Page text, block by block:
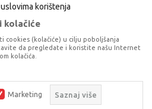
uslovima korištenja
kolačiće
cookies (kolačiće) u cilju poboljšanja
da pregledate i koristite našu Internet
kolačića.
Marketing Saznaj više